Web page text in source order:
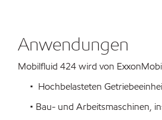
Anwendungen
Mobilfluid 424 wird von
• Hochbelasteten
• Bau- und Arbeitsmaschinen,